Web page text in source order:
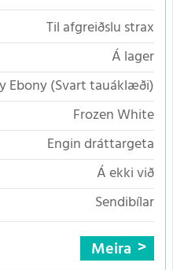
Til afgreiðslu strax
Á lager
Ebony (Svart tauáklæði)
Frozen White
Engin dráttargeta
Á ekki við
Sendibílar
Meira